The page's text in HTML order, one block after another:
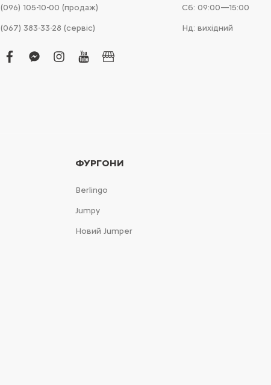
(096) 105-10-00 (продаж)
(067) 383-33-28 (сервіс)
facebook
facebook-
instagram
youtubebusiness
Сб: 09:00—15:00
Нд: вихідний
ФУРГОНИ
Berlingo
Jumpy
Новий Jumper